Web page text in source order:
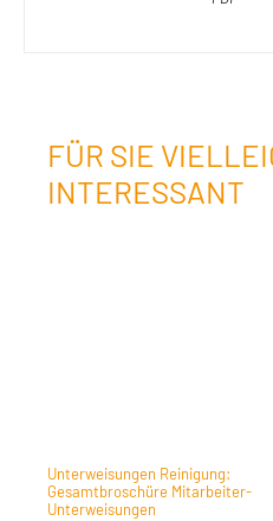
FÜR SIE
INTERESSANT
Unterweisungen Reinigung:
Gesamtbroschüre Mitarbeiter-
Unterweisungen